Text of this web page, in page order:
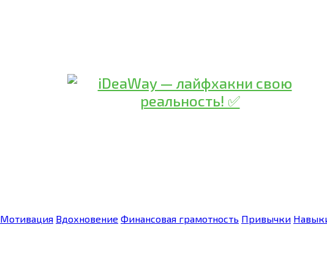
Мотивация Вдохновение Финансовая грамотность Привычки